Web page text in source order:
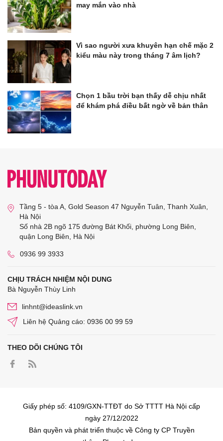
may mắn vào nhà
Vì sao người xưa khuyên hạn chế mặc 2
kiểu màu này trong tháng 7 âm lịch?
Chọn 1 bầu trời bạn thấy dễ chịu nhất
để khám phá điều bất ngờ về bản thân
Tầng 5 - tòa A, Gold Season 47 Nguyễn Tuân, Thanh Xuân,
Hà Nội
Số nhà 2B ngõ 175 đường Bát Khối, phường Long Biên,
quận Long Biên, Hà Nội
0936 99 3933
CHỊU TRÁCH NHIỆM NỘI DUNG
Bà Nguyễn Thùy Linh
linhnt@ideaslink.vn
Liên hệ Quảng cáo: 0936 00 99 59
THEO DÕI CHÚNG TÔI
Giấy phép số: 4109/GXN-TTĐT do Sở TTTT Hà Nội cấp
ngày 27/12/2022
Bản quyền và phát triển thuộc về Công ty CP Truyền